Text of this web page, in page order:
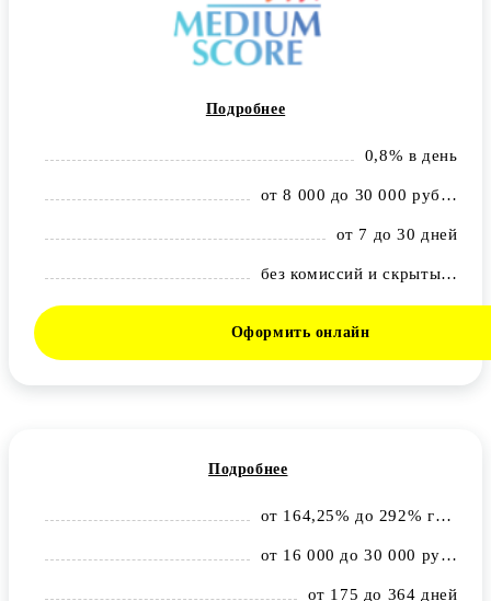
Подробнее
0,8% в день
от 8 000 до 30 000 рублей
от 7 до 30 дней
без комиссий и скрытых платежей
Оформить онлайн
Подробнее
от 164,25% до 292% годовых
от 16 000 до 30 000 рублей
от 175 до 364 дней